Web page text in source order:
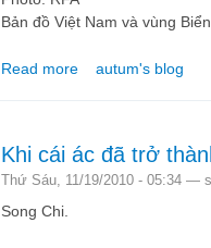
Bản đồ Việt Nam và vùng
Read more about Các nhà sử
autum's blog
Khi cái ác đã trở
Thứ Sáu, 11/19/2010 - 05:34 —
Song Chi.